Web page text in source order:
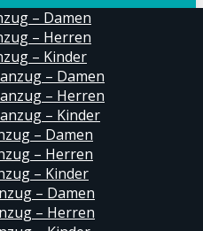
– Damen
– Herren
– Kinder
– Damen
– Herren
– Kinder
– Damen
– Herren
– Kinder
– Damen
– Herren